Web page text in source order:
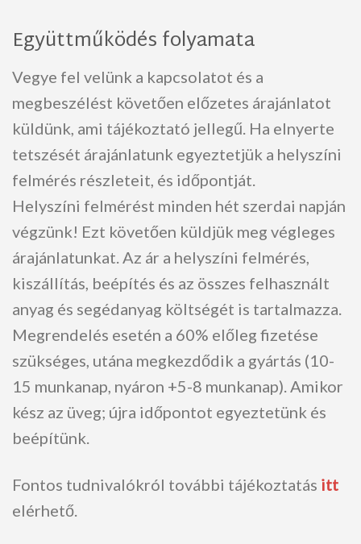
Együttműködés folyamata
Vegye fel velünk a kapcsolatot és a
megbeszélést követően előzetes árajánlatot
küldünk, ami tájékoztató jellegű. Ha elnyerte
tetszését árajánlatunk egyeztetjük a helyszíni
felmérés részleteit, és időpontját.
Helyszíni felmérést minden hét szerdai napján
végzünk! Ezt követően küldjük meg végleges
árajánlatunkat. Az ár a helyszíni felmérés,
kiszállítás, beépítés és az összes felhasznált
anyag és segédanyag költségét is tartalmazza.
Megrendelés esetén a 60% előleg fizetése
szükséges, utána megkezdődik a gyártás (10-
15 munkanap, nyáron +5-8 munkanap). Amikor
kész az üveg; újra időpontot egyeztetünk és
beépítünk.
Fontos tudnivalókról további tájékoztatás itt
elérhető.